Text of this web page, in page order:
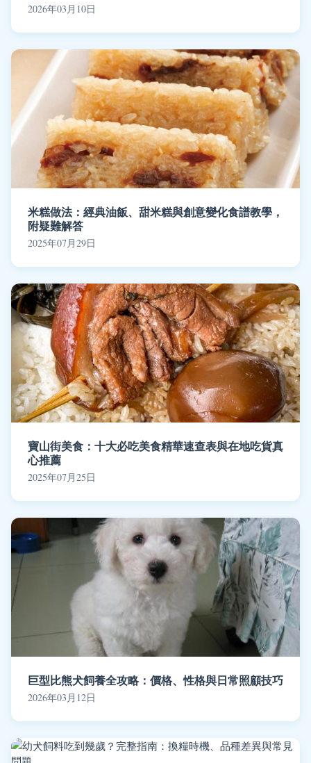
2026年03月10日
米糕做法：經典油飯、甜米糕與創意變化食譜教學，
附疑難解答
2025年07月29日
寶山街美食：十大必吃美食精華速查表與在地吃貨真
心推薦
2025年07月25日
巨型比熊犬飼養全攻略：價格、性格與日常照顧技巧
2026年03月12日